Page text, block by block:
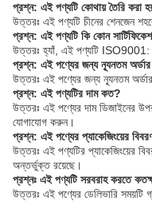
প্রশ্ন: এই পণ্যটি কোথায় তৈরি করা
উত্তরঃ এই পণ্যটি চীনের শেনজেন
প্রশ্ন: এই পণ্যটি কি কোন
উত্তরঃ হ্যাঁ, এই পণ্যটি ISO9001:
প্রশ্ন: এই পণ্যের জন্য ন্যূনতম
উত্তরঃ এই পণ্যের জন্য ন্যূনতম
প্রশ্ন: এই পণ্যটির দাম কত?
উত্তরঃ এই পণ্যের দাম ডিজাইনের
যোগাযোগ করুন।
প্রশ্ন: এই পণ্যের প্যাকেজিংয়ের
উত্তরঃ এই পণ্যটির প্যাকেজিংয়ের
অন্তর্ভুক্ত রয়েছে।
প্রশ্নঃ এই পণ্যটি সরবরাহ করতে
উত্তরঃ এই পণ্যের ডেলিভারি সময়টি